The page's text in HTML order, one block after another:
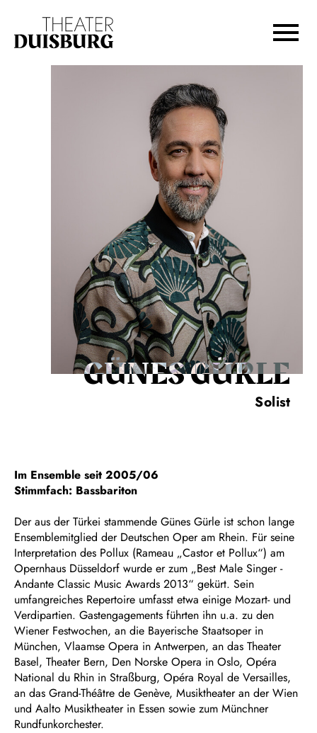
Zur Hauptnavigation springen
Zum Footer springen
GÜNES GÜRLE
Solist
Im Ensemble seit 2005/06
Stimmfach: Bassbariton
Der aus der Türkei stammende Günes Gürle ist schon lange
Ensemblemitglied der Deutschen Oper am Rhein. Für seine
Interpretation des Pollux (Rameau „Castor et Pollux“) am
Opernhaus Düsseldorf wurde er zum „Best Male Singer -
Andante Classic Music Awards 2013“ gekürt. Sein
umfangreiches Repertoire umfasst etwa einige Mozart- und
Verdipartien. Gastengagements führten ihn u.a. zu den
Wiener Festwochen, an die Bayerische Staatsoper in
München, Vlaamse Opera in Antwerpen, an das Theater
Basel, Theater Bern, Den Norske Opera in Oslo, Opéra
National du Rhin in Straßburg, Opéra Royal de Versailles,
an das Grand-Théâtre de Genève, Musiktheater an der Wien
und Aalto Musiktheater in Essen sowie zum Münchner
Rundfunkorchester.